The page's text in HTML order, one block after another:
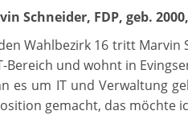
Schneider, FDP, geb.
Wahlbezirk 16 tritt Marvin
Bereich und wohnt in
es um IT und Verwaltung
gemacht, das möchte